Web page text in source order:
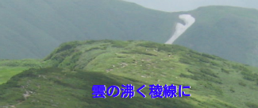
雲の沸く稜線に